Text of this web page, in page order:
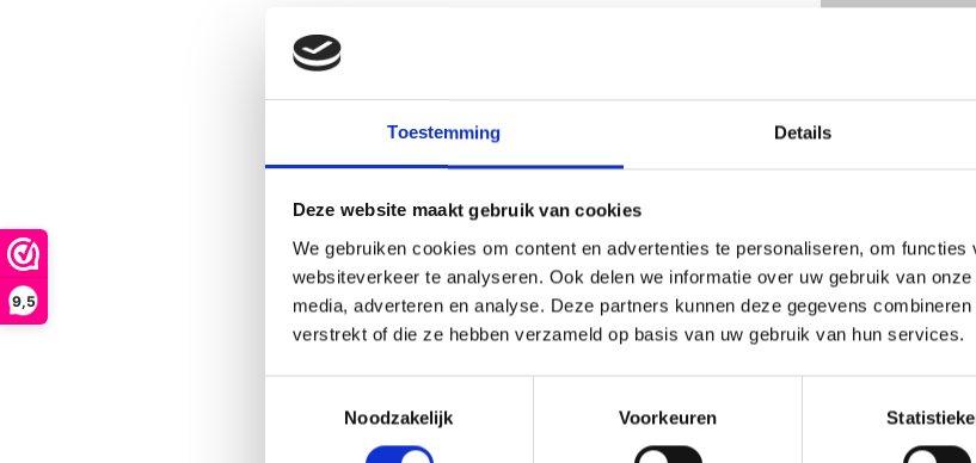
Toestemming Details
Deze website maakt gebruik van cookies
We gebruiken cookies om content en advertenties te personaliseren, om
websiteverkeer te analyseren. Ook delen we informatie over uw gebruik van
media, adverteren en analyse. Deze partners kunnen deze gegevens
verstrekt of die ze hebben verzameld op basis van uw gebruik van hun services.
Noodzakelijk
Voorkeuren
9,5
Accepted